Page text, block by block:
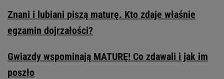
Znani i lubiani piszą maturę. Kto zdaje właśnie
egzamin dojrzałości?
Gwiazdy wspominają MATURĘ! Co zdawali i jak im
poszło